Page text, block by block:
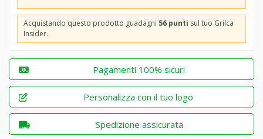
Acquistando questo prodotto guadagni 56 punti sul tuo Grilca
Insider.
Pagamenti 100% sicuri
Personalizza con il tuo logo
Spedizione assicurata